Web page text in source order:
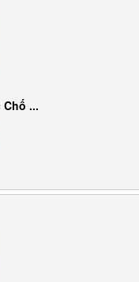
...